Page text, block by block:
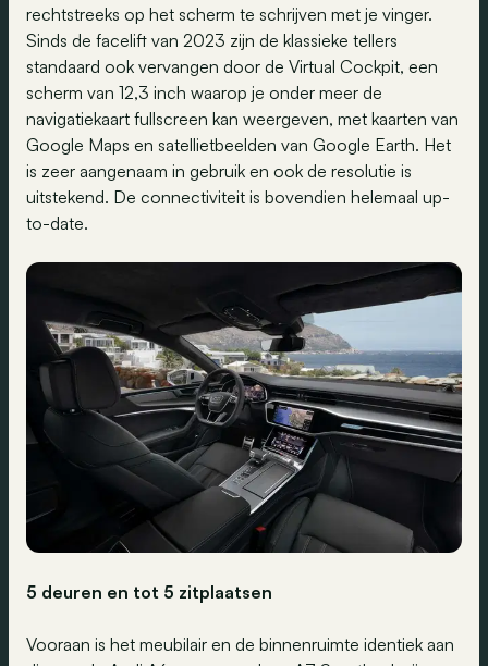
rechtstreeks op het scherm te schrijven met je vinger.
Sinds de facelift van 2023 zijn de klassieke tellers
standaard ook vervangen door de Virtual Cockpit, een
scherm van 12,3 inch waarop je onder meer de
navigatiekaart fullscreen kan weergeven, met kaarten van
Google Maps en satellietbeelden van Google Earth. Het
is zeer aangenaam in gebruik en ook de resolutie is
uitstekend. De connectiviteit is bovendien helemaal up-
to-date.
5 deuren en tot 5 zitplaatsen
Vooraan is het meubilair en de binnenruimte identiek aan